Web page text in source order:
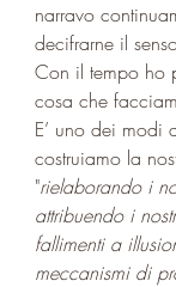
narravo
decifrarne il
Con il tempo ho
cosa che
E’ uno dei modi
costruiamo la
"rielaborando i
attribuendo i
fallimenti a
meccanismi di